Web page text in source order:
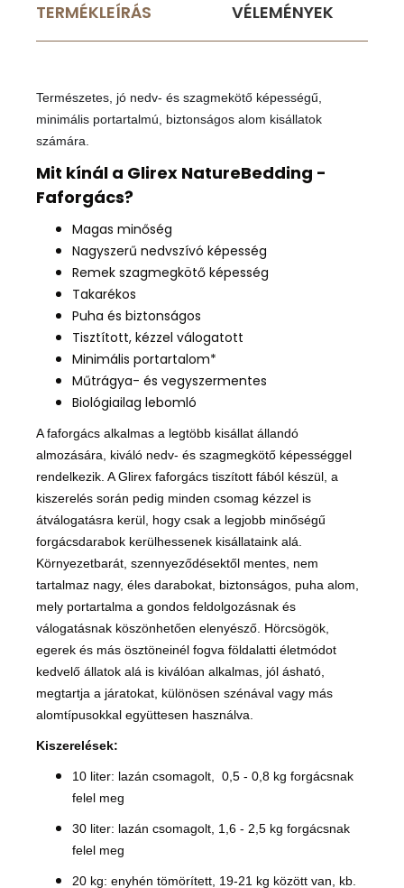
TERMÉKLEÍRÁS VÉLEMÉNYEK
Természetes, jó nedv- és szagmekötő képességű,
minimális portartalmú, biztonságos alom kisállatok
számára.
Mit kínál a Glirex NatureBedding -
Faforgács?
Magas minőség
Nagyszerű nedvszívó képesség
Remek szagmegkötő képesség
Takarékos
Puha és biztonságos
Tisztított, kézzel válogatott
Minimális portartalom*
Műtrágya- és vegyszermentes
Biológiailag lebomló
A faforgács alkalmas a legtöbb kisállat állandó
almozására, kiváló nedv- és szagmegkötő képességgel
rendelkezik. A Glirex faforgács tiszított fából készül, a
kiszerelés során pedig minden csomag kézzel is
átválogatásra kerül, hogy csak a legjobb minőségű
forgácsdarabok kerülhessenek kisállataink alá.
Környezetbarát, szennyeződésektől mentes, nem
tartalmaz nagy, éles darabokat, biztonságos, puha alom,
mely portartalma a gondos feldolgozásnak és
válogatásnak köszönhetően elenyésző. Hörcsögök,
egerek és más ösztöneinél fogva földalatti életmódot
kedvelő állatok alá is kiválóan alkalmas, jól ásható,
megtartja a járatokat, különösen szénával vagy más
alomtípusokkal együttesen használva.
Kiszerelések:
10 liter: lazán csomagolt, 0,5 - 0,8 kg forgácsnak
felel meg
30 liter: lazán csomagolt, 1,6 - 2,5 kg forgácsnak
felel meg
20 kg: enyhén tömörített, 19-21 kg között van, kb.